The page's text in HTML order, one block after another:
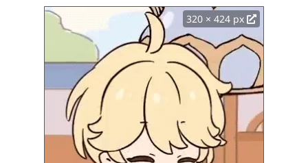
320 × 424 px